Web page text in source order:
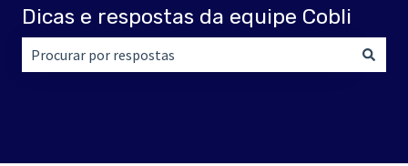
Dicas e respostas da equipe Cobli